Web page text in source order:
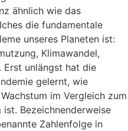
ähnlich wie das
die fundamentale
unseres Planeten ist:
Klimawandel,
Erst unlängst hat die
gelernt, wie
im Vergleich zum
Bezeichnenderweise
Zahlenfolge in